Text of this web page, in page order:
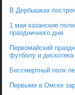
В Дербышках
1 мая казанские
праздничного дня
Первомайский
футболу и дискотека
Бессмертный полк
Первыми в Омске